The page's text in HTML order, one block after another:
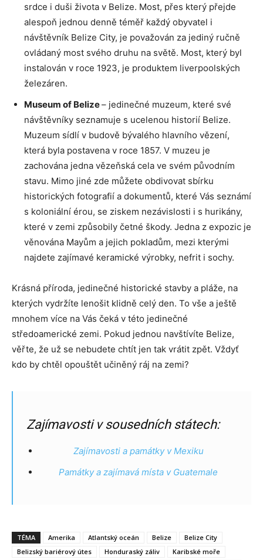
srdce i duši života v Belize. Most, přes který přejde
alespoň jednou denně téměř každý obyvatel i
návštěvník Belize City, je považován za jediný ručně
ovládaný most svého druhu na světě. Most, který byl
instalován v roce 1923, je produktem liverpoolských
železáren.
Museum of Belize– jedinečné muzeum, které své
návštěvníky seznamuje s ucelenou historií Belize.
Muzeum sídlí v budově bývalého hlavního vězení,
která byla postavena v roce 1857. V muzeu je
zachována jedna vězeňská cela ve svém původním
stavu. Mimo jiné zde můžete obdivovat sbírku
historických fotografií a dokumentů, které Vás seznámí
s koloniální érou, se ziskem nezávislosti i s hurikány,
které v zemi způsobily četné škody. Jedna z expozic je
věnována Mayům a jejich pokladům, mezi kterými
najdete zajímavé keramické výrobky, nefrit i sochy.
Krásná příroda, jedinečné historické stavby a pláže, na
kterých vydržíte lenošit klidně celý den. To vše a ještě
mnohem více na Vás čeká v této jedinečné
středoamerické zemi. Pokud jednou navštívíte Belize,
věřte, že už se nebudete chtít jen tak vrátit zpět. Vždyť
kdo by chtěl opouštět učiněný ráj na zemi?
Zajímavosti v sousedních státech:
Zajímavosti a památky v Mexiku
Památky a zajímavá místa v Guatemale
TÉMA Amerika Atlantský oceán Belize
Belize City
Belizský bariérový útes
Honduraský záliv
Karibské moře